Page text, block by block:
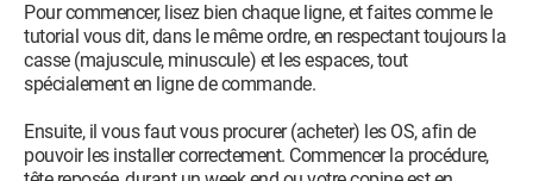
Pour commencer, lisez bien chaque ligne, et faites comme le
tutorial vous dit, dans le même ordre, en respectant toujours la
casse (majuscule, minuscule) et les espaces, tout
spécialement en ligne de commande.
Ensuite, il vous faut vous procurer (acheter) les OS, afin de
pouvoir les installer correctement. Commencer la procédure,